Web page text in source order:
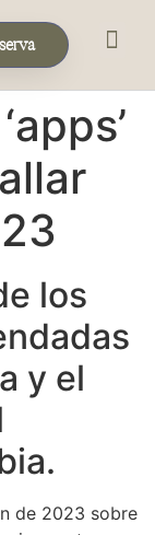
los
y el
de 2023 sobre